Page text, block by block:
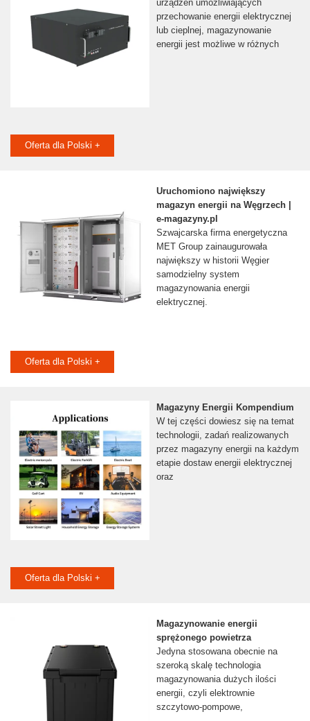
urządzeń umożliwiających
przechowanie energii elektrycznej
lub cieplnej, magazynowanie
energii jest możliwe w różnych
Oferta dla Polski +
Uruchomiono największy
magazyn energii na Węgrzech |
e-magazyny.pl
Szwajcarska firma energetyczna
MET Group zainaugurowała
największy w historii Węgier
samodzielny system
magazynowania energii
elektrycznej.
Oferta dla Polski +
Magazyny Energii Kompendium
W tej części dowiesz się na temat
technologii, zadań realizowanych
przez magazyny energii na każdym
etapie dostaw energii elektrycznej
oraz
Oferta dla Polski +
Magazynowanie energii
sprężonego powietrza
Jedyna stosowana obecnie na
szeroką skalę technologia
magazynowania dużych ilości
energii, czyli elektrownie
szczytowo-pompowe,